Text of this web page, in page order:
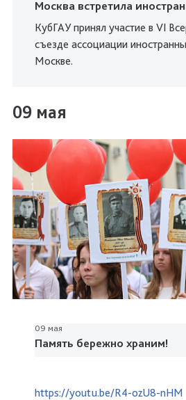
Москва встретила
КубГАУ принял участие в VI
съезде ассоциации
Москве.
09 мая
09 мая
Память бережно храним!
https://youtu.be/R4-ozU8-nHM